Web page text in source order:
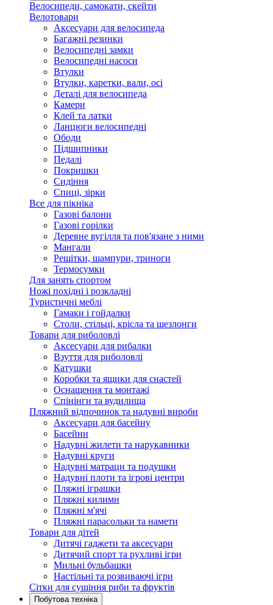
Велосипеди, самокати, скейти
Велотовари
Аксесуари для велосипеда
Багажні резинки
Велосипедні замки
Велосипедні насоси
Втулки
Втулки, каретки, вали, осі
Деталі для велосипеда
Камери
Клей та латки
Ланцюги велосипедні
Ободи
Підшипники
Педалі
Покришки
Сидіння
Спиці, зірки
Все для пікніка
Газові балони
Газові горілки
Деревне вугілля та пов'язане з ними
Мангали
Решітки, шампури, триноги
Термосумки
Для занять спортом
Ножі похідні і розкладні
Туристичні меблі
Гамаки і гойдалки
Столи, стільці, крісла та шезлонги
Товари для риболовлі
Аксесуари для рибалки
Взуття для риболовлі
Катушки
Коробки та ящики для снастей
Оснащення та монтажі
Спінінги та вудилища
Пляжний відпочинок та надувні вироби
Аксесуари для басейну
Басейни
Надувні жилети та нарукавники
Надувні круги
Надувні матраци та подушки
Надувні плоти та ігрові центри
Пляжні іграшки
Пляжні килими
Пляжні м'ячі
Пляжні парасольки та намети
Товари для дітей
Дитячі гаджети та аксесуари
Дитячий спорт та рухливі ігри
Мильні бульбашки
Настільні та розвиваючі ігри
Сітки для сушіння риби та фруктів
Побутова техніка